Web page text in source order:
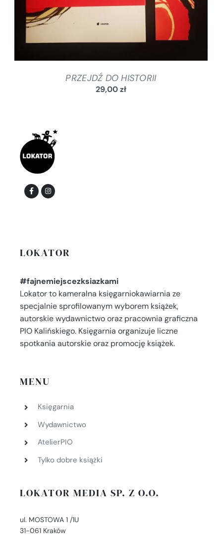
PRZEJDŹ DO HISTORII
29,00zł
LOKATOR
#fajnemiejscezksiazkami
Lokator to kameralna księgarniokawiarnia ze
specjalnie sprofilowanym wyborem książek,
autorskie wydawnictwo oraz pracownia graficzna
PIO Kalińskiego. Księgarnia organizuje liczne
spotkania autorskie oraz promocję książek.
MENU
Księgarnia
Wydawnictwo
AtelierPIO
Tylko dobre książki
LOKATOR MEDIA SP. Z O.O.
ul. MOSTOWA 1 /1U
31-061 Kraków